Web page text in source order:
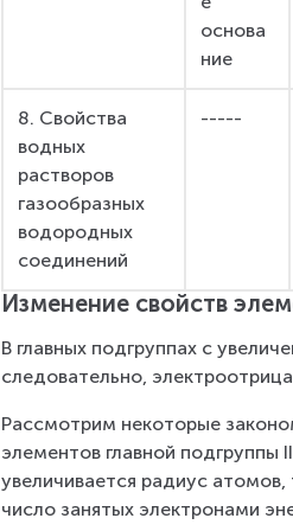
основа
ние
8. Свойства
водных
растворов
газообразных
водородных
соединений
-----
Изменение свойств
В главных подгруппах с
следовательно,
Рассмотрим некоторые
элементов главной подгруппы
увеличивается радиус
число занятых электронами